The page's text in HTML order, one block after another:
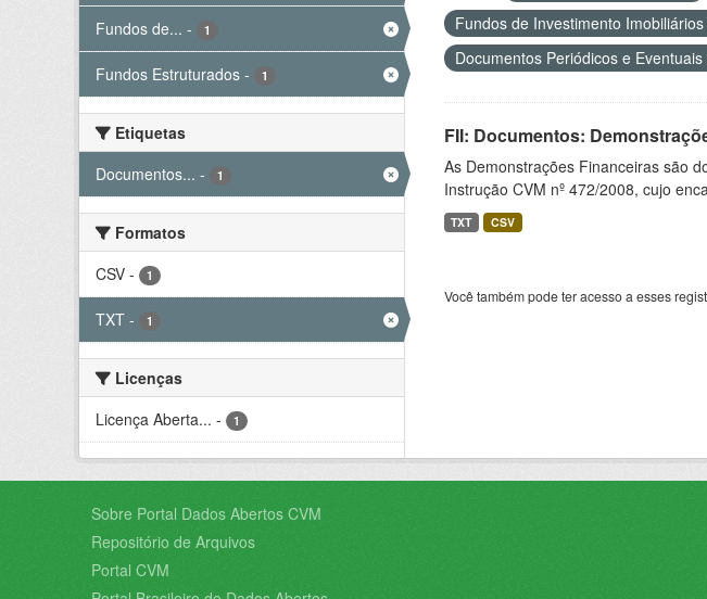
Fundos de... - 1
Fundos Estruturados - 1
Etiquetas
Documentos... - 1
Formatos
CSV - 1
TXT - 1
Licenças
Licença Aberta... - 1
Fundos de Investimento Imobiliários
Documentos Periódicos e
FII: Documentos:
As Demonstrações Financeiras são
Instrução CVM nº 472/2008, cujo
TXT CSV
Você também pode ter acesso a esses
Sobre Portal Dados Abertos CVM
Repositório de Arquivos
Portal CVM